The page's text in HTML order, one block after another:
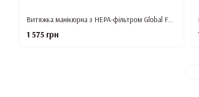
Витяжка манікюрна з HEPA-фільтром Global Fashion Gf-007, 120 Вт, Біла
1 575 грн